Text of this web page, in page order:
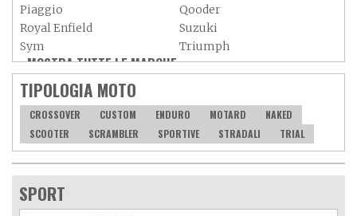
Piaggio
Qooder
Royal Enfield
Suzuki
Sym
Triumph
Vespa
Yamaha
Adiva
Aeon
Axy
Baotian
MOSTRA TUTTE LE MARCHE »
TIPOLOGIA MOTO
CROSSOVER CUSTOM ENDURO MOTARD
NAKED
SCOOTER
SCRAMBLER SPORTIVE STRADALI TRIAL
SPORT